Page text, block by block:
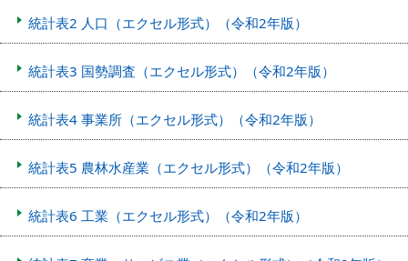
統計表2 人口（エクセル形式）（令和2年版）
統計表3 国勢調査（エクセル形式）（令和2年版）
統計表4 事業所（エクセル形式）（令和2年版）
統計表5 農林水産業（エクセル形式）（令和2年版）
統計表6 工業（エクセル形式）（令和2年版）